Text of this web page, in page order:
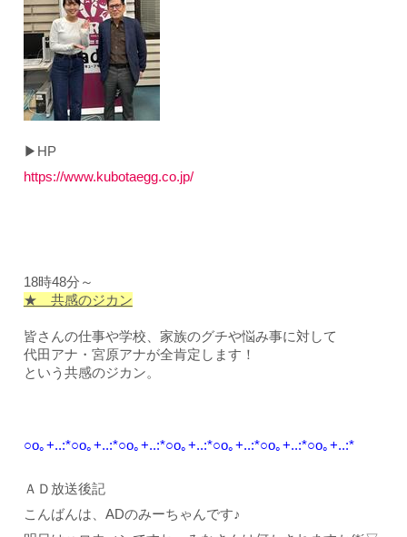
▶HP
https://www.kubotaegg.co.jp/
18時48分～
★ 共感のジカン
皆さんの仕事や学校、家族のグチや悩み事に対して
代田アナ・宮原アナが全肯定します！
という共感のジカン。
○o｡+..:*○o｡+..:*○o｡+..:*○o｡+..:*○o｡+..:*○o｡+..:*○o｡+..:*
ＡＤ放送後記
こんばんは、ADのみーちゃんです♪